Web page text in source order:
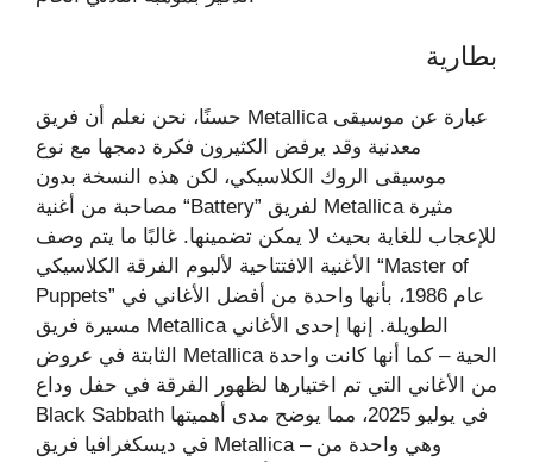
بطارية
حسنًا، نحن نعلم أن فريق Metallica عبارة عن موسيقى
معدنية وقد يرفض الكثيرون فكرة دمجها مع نوع
موسيقى الروك الكلاسيكي، لكن هذه النسخة بدون
مصاحبة من أغنية “Battery” لفريق Metallica مثيرة
للإعجاب للغاية بحيث لا يمكن تضمينها. غالبًا ما يتم وصف
الأغنية الافتتاحية لألبوم الفرقة الكلاسيكي “Master of
Puppets” عام 1986، بأنها واحدة من أفضل الأغاني في
مسيرة فريق Metallica الطويلة. إنها إحدى الأغاني
الثابتة في عروض Metallica الحية – كما أنها كانت واحدة
من الأغاني التي تم اختيارها لظهور الفرقة في حفل وداع
Black Sabbath في يوليو 2025، مما يوضح مدى أهميتها
في ديسكغرافيا فريق Metallica – وهي واحدة من